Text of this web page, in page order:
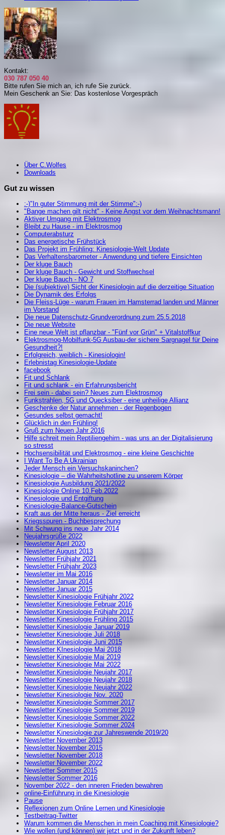
Kontakt:
030 787 050 40
Bitte rufen Sie mich an, ich rufe Sie zurück.
Mein Geschenk an Sie: Das kostenlose Vorgespräch
Über C.Wolfes
Downloads
Gut zu wissen
:-)"In guter Stimmung mit der Stimme":-)
"Bange machen gilt nicht" - Keine Angst vor dem Weihnachtsmann!
Aktiver Umgang mit Elektrosmog
Bleibt zu Hause - im Elektrosmog
Computerabsturz
Das energetische Frühstück
Das Projekt im Frühling: Kinesiologie-Welt Update
Das Verhaltensbarometer - Anwendung und tiefere Einsichten
Der kluge Bauch
Der kluge Bauch - Gewicht und Stoffwechsel
Der kluge Bauch - NO 7
Die (subjektive) Sicht der Kinesiologin auf die derzeitige Situation
Die Dynamik des Erfolgs
Die Fleiss-Lüge - warum Frauen im Hamsterrad landen und Männer
im Vorstand
Die neue Datenschutz-Grundverordnung zum 25.5.2018
Die neue Website
Eine neue Welt ist pflanzbar - "Fünf vor Grün" + Vitalstoffkur
Elektrosmog-Mobilfunk-5G Ausbau-der sichere Sargnagel für Deine
Gesundheit?!
Erfolgreich, weiblich - Kinesiologin!
Erlebnistag Kinesiologie-Update
facebook
Fit und Schlank
Fit und schlank - ein Erfahrungsbericht
Frei sein - dabei sein? Neues zum Elektrosmog
Funkstrahlen, 5G und Quecksiber - eine unheilige Allianz
Geschenke der Natur annehmen - der Regenbogen
Gesundes selbst gemacht!
Glücklich in den Frühling!
Gruß zum Neuen Jahr 2016
Hilfe schreit mein Reptiliengehirn - was uns an der Digitalisierung
so stresst
Hochsensibilität und Elektrosmog - eine kleine Geschichte
I Want To Be A Ukrainian
Jeder Mensch ein Versuchskaninchen?
Kinesiologie – die Wahrheitshotline zu unserem Körper
Kinesiologie Ausbildung 2021/2022
Kinesiologie Online 10.Feb.2022
Kinesiologie und Entgiftung
Kinesiologie-Balance-Gutschein
Kraft aus der Mitte heraus - Ziel erreicht
Kriegsspuren - Buchbesprechung
Mit Schwung ins neue Jahr 2014
Neujahrsgrüße 2022
Newsletter April 2020
Newsletter August 2013
Newsletter Frühjahr 2021
Newsletter Frühjahr 2023
Newsletter im Mai 2016
Newsletter Januar 2014
Newsletter Januar 2015
Newsletter Kinesiologie Frühjahr 2022
Newsletter Kinesiologie Februar 2016
Newsletter Kinesiologie Frühjahr 2017
Newsletter Kinesiologie Frühling 2015
Newsletter Kinesiologie Januar 2019
Newsletter Kinesiologie Juli 2018
Newsletter Kinesiologie Juni 2015
Newsletter KInesiologie Mai 2018
Newsletter Kinesiologie Mai 2019
Newsletter Kinesiologie Mai 2022
Newsletter Kinesiologie Neujahr 2017
Newsletter Kinesiologie Neujahr 2018
Newsletter Kinesiologie Neujahr 2022
Newsletter Kinesiologie Nov. 2020
Newsletter Kinesiologie Sommer 2017
Newsletter Kinesiologie Sommer 2019
Newsletter Kinesiologie Sommer 2022
Newsletter Kinesiologie Sommer 2024
Newsletter Kinesiologie zur Jahreswende 2019/20
Newsletter November 2013
Newsletter November 2015
Newsletter November 2018
Newsletter November 2022
Newsletter Sommer 2015
Newsletter Sommer 2016
November 2022 - den inneren Frieden bewahren
online-Einführung in die Kinesiologie
Pause
Reflexionen zum Online Lernen und Kinesiologie
Testbeitrag-Twitter
Warum kommen die Menschen in mein Coaching mit Kinesiologie?
Wie wollen (und können) wir jetzt und in der Zukunft leben?